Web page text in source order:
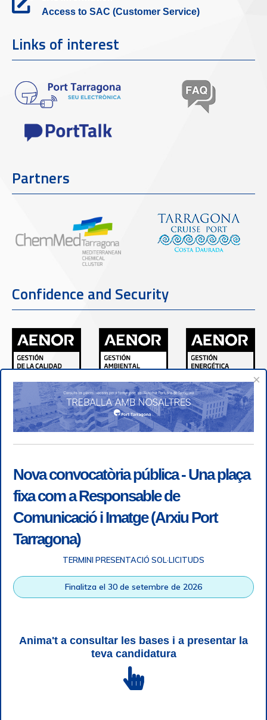
Access to SAC (Customer Service)
Links of interest
Partners
Confidence and Security
Accessibility Legal note | + info RGPD |Information of
×
Nova convocatòria pública - Una plaça
fixa com a Responsable de
Comunicació i Imatge (Arxiu Port
Tarragona)
TERMINI PRESENTACIÓ SOL·LICITUDS
Finalitza el 30 de setembre de 2026
Anima't a consultar les bases i a presentar la
teva candidatura